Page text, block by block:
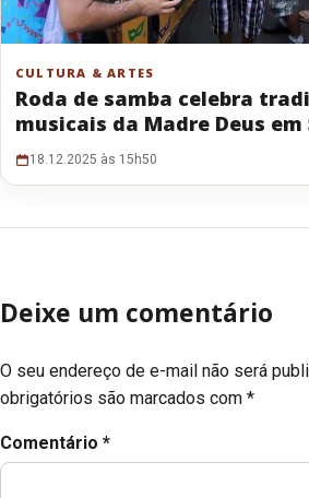
CULTURA & ARTES
Roda de samba celebra
musicais da Madre Deus em
18.12.2025 às 15h50
Deixe um comentário
O seu endereço de e-mail não será
obrigatórios são marcados com *
Comentário *